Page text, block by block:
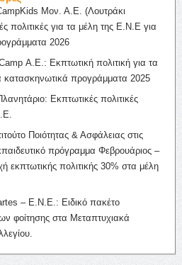
Μον. Α.Ε. (Λουτράκι
πολιτικές για τα μέλη της Ε.Ν.Ε για
2026
Α.Ε.: Εκπτωτική πολιτική για τα
κατασκηνωτικά προγράμματα 2025
Εκπτωτικές πολιτικές
Ποιότητας & Ασφάλειας στις
πρόγραμμα Φεβρουάριος –
εκπτωτικής πολιτικής 30% στα μέλη
– Ε.Ν.Ε.: Ειδικό πακέτο
φοίτησης στα Μεταπτυχιακά